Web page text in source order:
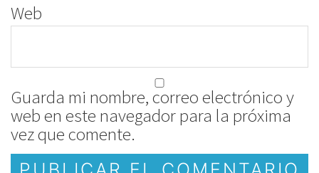
Web
Guarda mi nombre, correo electrónico y
web en este navegador para la próxima
vez que comente.